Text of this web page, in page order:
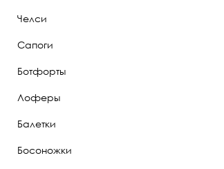
Челси
Сапоги
Ботфорты
Лоферы
Балетки
Босоножки